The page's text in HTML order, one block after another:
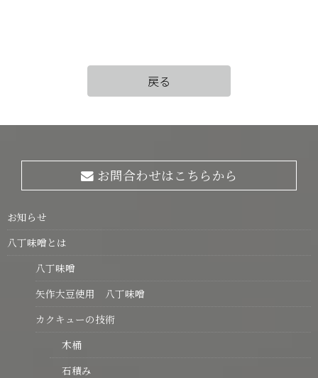
戻る
お問合わせはこちらから
お知らせ
八丁味噌とは
八丁味噌
矢作大豆使用 八丁味噌
カクキューの技術
木桶
石積み